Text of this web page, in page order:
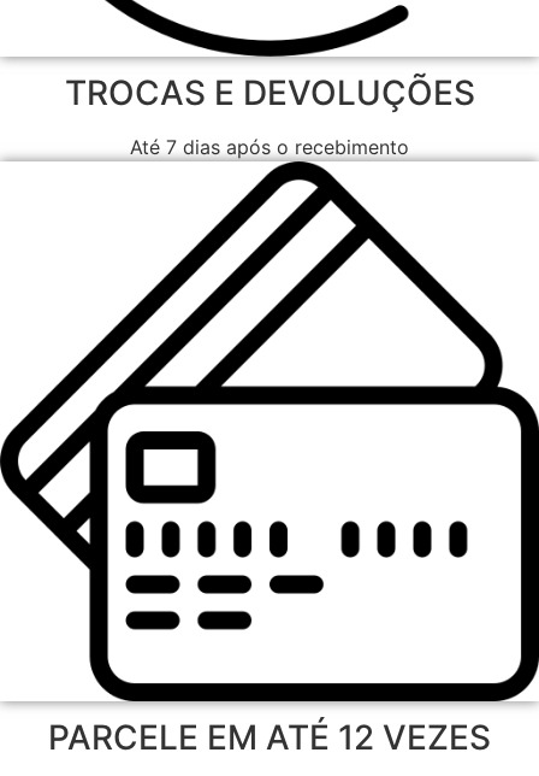
TROCAS E DEVOLUÇÕES
Até 7 dias após o recebimento
PARCELE EM ATÉ 12 VEZES